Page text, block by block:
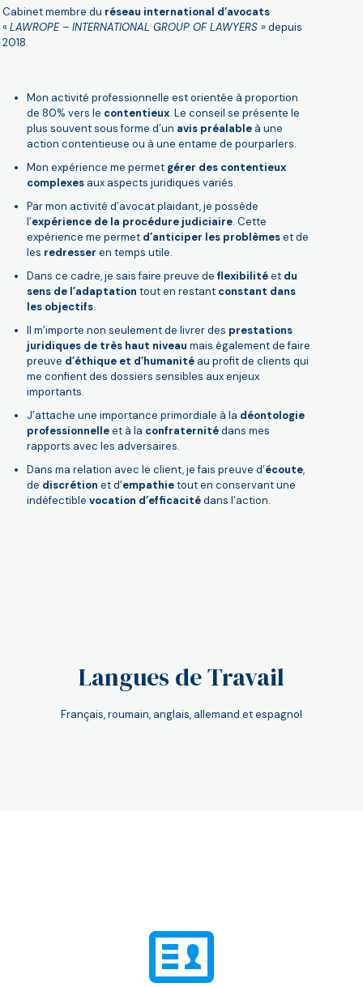
Cabinet membre du réseau international d’avocats
« LAWROPE – INTERNATIONAL GROUP OF LAWYERS » depuis
2018.
Mon activité professionnelle est orientée à proportion
de 80% vers le contentieux. Le conseil se présente le
plus souvent sous forme d’un avis préalable à une
action contentieuse ou à une entame de pourparlers.
Mon expérience me permet gérer des contentieux
complexes aux aspects juridiques variés.
Par mon activité d’avocat plaidant, je possède
l’expérience de la procédure judiciaire. Cette
expérience me permet d’anticiper les problèmeset de
les redresser en temps utile.
Dans ce cadre, je sais faire preuve de flexibilitéet du
sens de l’adaptation tout en restant constant dans
les objectifs.
Il m’importe non seulement de livrer des prestations
juridiques de très haut niveau mais également de faire
preuve d’éthique et d’humanité au profit de clients qui
me confient des dossiers sensibles aux enjeux
importants.
J’attache une importance primordiale à la déontologie
professionnelleet à la confraternitédans mes
rapports avec les adversaires.
Dans ma relation avec le client, je fais preuve d’écoute,
de discrétion et d’empathietout en conservant une
indéfectible vocation d’efficacitédans l’action.
Langues de Travail
Français, roumain, anglais, allemand et espagnol